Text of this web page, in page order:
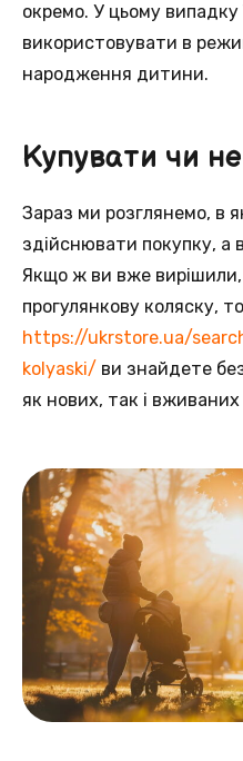
окремо. У цьому випадку
використовувати в
народження дитини.
Купувати чи
Зараз ми розглянемо, в
здійснювати покупку, а
Якщо ж ви вже
прогулянкову коляску,
https://ukrstore.ua/
kolyaski/ ви знайдете
як нових, так і вживаних